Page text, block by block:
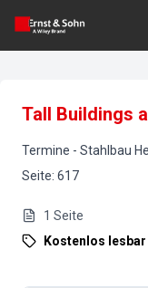
Tall Buildings
Termine - Stahlbau
Seite: 617
1 Seite
Kostenlos lesbar